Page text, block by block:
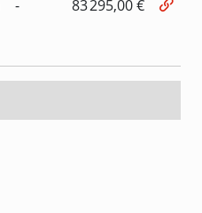
- 83 295,00 €